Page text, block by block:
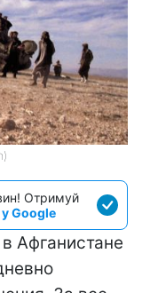
Отримуй
Google
Афганистане